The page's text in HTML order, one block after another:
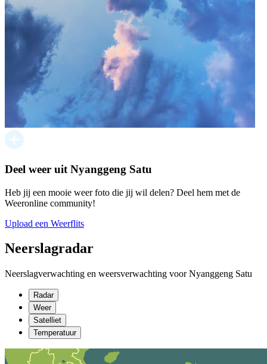
Deel weer uit Nyanggeng Satu
Heb jij een mooie weer foto die jij wil delen? Deel hem met de
Weeronline community!
Upload een Weerflits
Neerslagradar
Neerslagverwachting en weersverwachting voor Nyanggeng Satu
Radar
Weer
Satelliet
Temperatuur